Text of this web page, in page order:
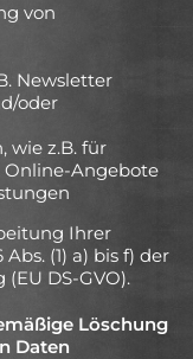
von
Newsletter
oder
wie z.B. für
Angebote
Ihrer
(1) a) bis f) der
DS-GVO).
Löschung
Daten